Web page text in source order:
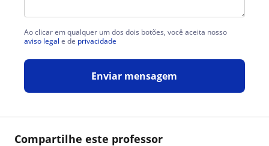
Compartilhe este professor
Ao clicar em qualquer um dos dois botões, você aceita nosso
aviso legal e de privacidade
Enviar mensagem